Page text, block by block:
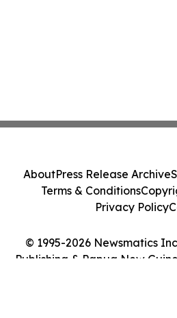
© 1995-2026 Newsmatics
Publishing & Papua New
AboutPress Release Archive
Terms & Conditions
Privacy Policy